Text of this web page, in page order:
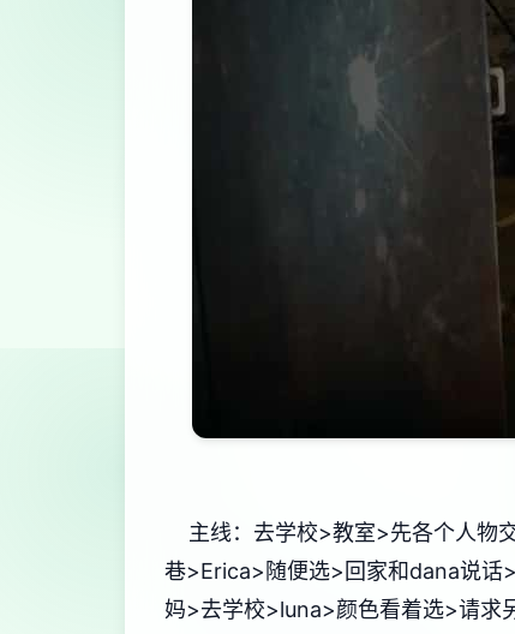
主线：去学校>教室>先各个人物
巷>Erica>随便选>回家和dana说话
妈>去学校>luna>颜色看着选>请求